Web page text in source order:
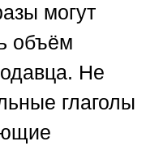
могут
объём
Не
глаголы